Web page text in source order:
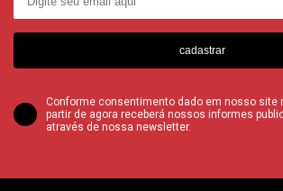
cadastrar
Conforme consentimento dado em nosso site
partir de agora receberá nossos informes
através de nossa newsletter.